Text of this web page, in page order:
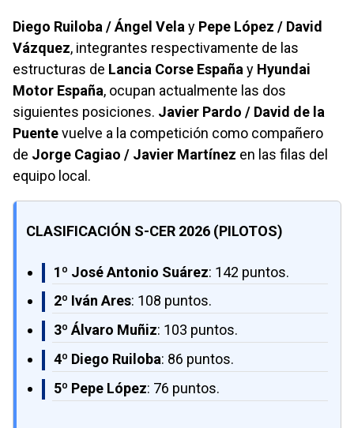
Diego Ruiloba / Ángel Vela y Pepe López / David
Vázquez, integrantes respectivamente de las
estructuras de Lancia Corse España y Hyundai
Motor España, ocupan actualmente las dos
siguientes posiciones. Javier Pardo / David de la
Puentevuelve a la competición como compañero
de Jorge Cagiao / Javier Martínez en las filas del
equipo local.
CLASIFICACIÓN S-CER 2026 (PILOTOS)
1º José Antonio Suárez: 142 puntos.
2º Iván Ares: 108 puntos.
3º Álvaro Muñiz: 103 puntos.
4º Diego Ruiloba: 86 puntos.
5º Pepe López: 76 puntos.